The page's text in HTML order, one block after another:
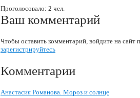
Проголосовало: 2 чел.
Ваш комментарий
Чтобы оставить комментарий, войдите на сайт
зарегистрируйтесь
Комментарии
Анастасия Романова. Мороз и солнце